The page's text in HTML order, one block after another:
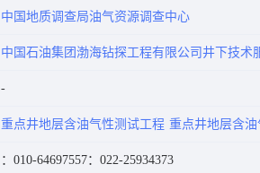
中国地质调查局油气资源调查中心
中国石油集团渤海钻探工程有限公司井下技术
重点井地层含油气性测试工程 重点井地层含
：010-64697557：022-25934373